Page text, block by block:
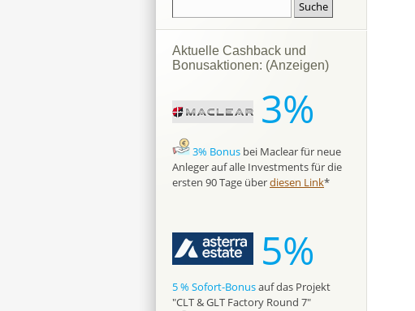
Aktuelle Cashback und
Bonusaktionen: (Anzeigen)
3%
3% Bonus bei Maclear für neue
Anleger auf alle Investments für die
ersten 90 Tage überdiesen Link*
5%
5 % Sofort-Bonusauf das Projekt
"CLT & GLT Factory Round 7"